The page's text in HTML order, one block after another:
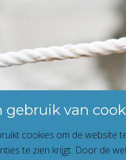
gebruik van
cookies om de website
te zien krijgt. Door de